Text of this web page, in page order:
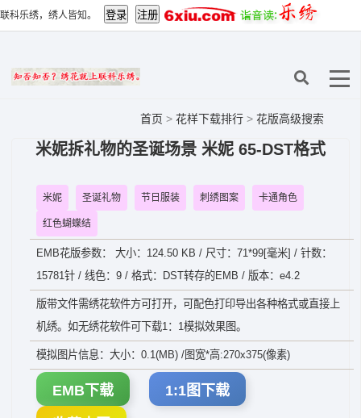
联科乐绣，绣人皆知。
首页 > 花样下载排行 > 花版高级搜索
米妮拆礼物的圣诞场景 米妮 65-DST格式
米妮 圣诞礼物 节日服装 刺绣图案 卡通角色
红色蝴蝶结
EMB花版参数： 大小：124.50 KB / 尺寸：71*99[毫米] / 针数：
15781针 / 线色：9 / 格式：DST转存的EMB / 版本：e4.2
版带文件需绣花软件方可打开，可配色打印导出各种格式或直接上
机绣。如无绣花软件可下载1：1模拟效果图。
模拟图片信息：大小：0.1(MB) /图宽*高:270x375(像素)
EMB下载 1:1图下载